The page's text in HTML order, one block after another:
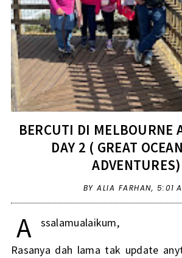
BERCUTI DI MELBOURNE
DAY 2 ( GREAT
ADVENTURES)
BY ALIA FARHAN, 5:01
A
ssalamualaikum,
Rasanya dah lama tak update